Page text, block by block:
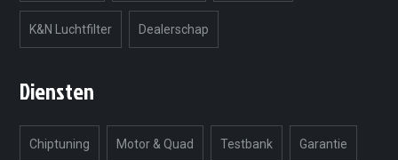
K&N Luchtfilter Dealerschap
Diensten
Chiptuning Motor & Quad Testbank Garantie